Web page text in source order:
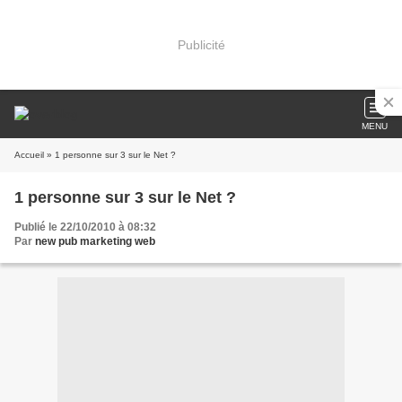
Publicité
MENU
Accueil » 1 personne sur 3 sur le Net ?
1 personne sur 3 sur le Net ?
Publié le 22/10/2010 à 08:32
Par new pub marketing web